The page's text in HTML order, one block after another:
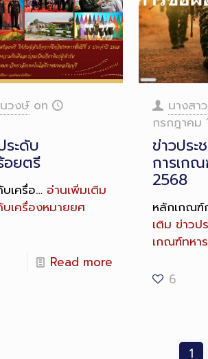
วงษ์ on
ะดับ
อยตรี
เครื่อ… อ่านเพิ่มเติม
เครื่องหมายยศ
Read more
Long
นางสา
กรกฎาคม
ข่าวปร
การเก
2568
หลักเกณฑ์
เติม ข่าวป
เกณฑ์ทหา
6
1